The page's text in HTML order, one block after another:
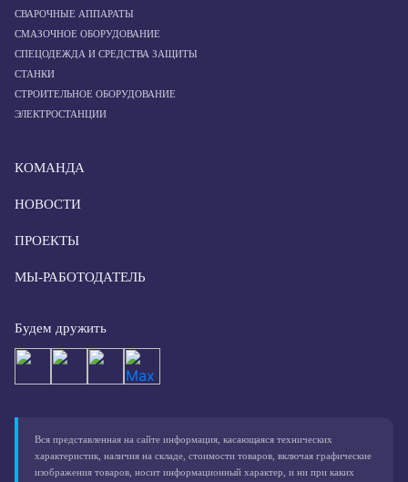
СВАРОЧНЫЕ АППАРАТЫ
СМАЗОЧНОЕ ОБОРУДОВАНИЕ
СПЕЦОДЕЖДА И СРЕДСТВА ЗАЩИТЫ
СТАНКИ
СТРОИТЕЛЬНОЕ ОБОРУДОВАНИЕ
ЭЛЕКТРОСТАНЦИИ
КОМАНДА
НОВОСТИ
ПРОЕКТЫ
МЫ-РАБОТОДАТЕЛЬ
Будем дружить
Вся представленная на сайте информация, касающаяся технических
характеристик, наличия на складе, стоимости товаров, включая графические
изображения товаров, носит информационный характер, и ни при каких